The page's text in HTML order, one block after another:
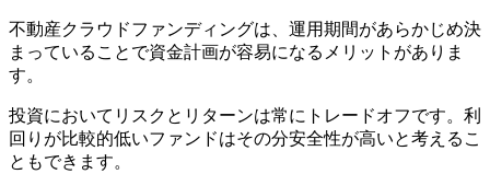
不動産クラウドファンディングは、運用期間があらかじめ決
まっていることで資金計画が容易になるメリットがありま
す。
投資においてリスクとリターンは常にトレードオフです。利
回りが比較的低いファンドはその分安全性が高いと考えるこ
ともできます。